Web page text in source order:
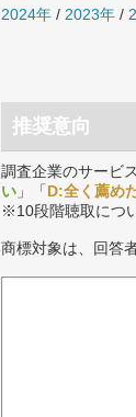
2024年 / 2023年 /
推奨意向
調査企業のサービ
い 」「D:全く薦め
※10段階聴取につ
商標対象は、回答